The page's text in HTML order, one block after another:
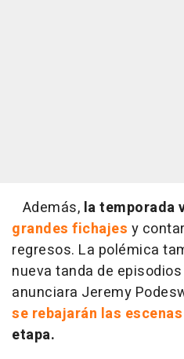
Además, la temporada
grandes fichajes y
regresos. La polémica
nueva tanda de
anunciara Jeremy
se rebajarán las
etapa.